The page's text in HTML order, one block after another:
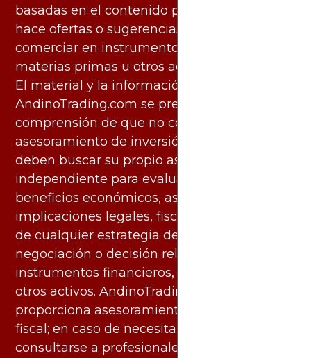
basadas en el contenido proporcionado, ni
hace ofertas o sugerencias para invertir o
comerciar en instrumentos financieros,
materias primas u otros activos.
El material y la información disponibles en
AndinoTrading.com se presentan con la
comprensión de que no constituyen
asesoramiento de inversión. Los usuarios
deben buscar su propio asesoramiento
independiente para evaluar los riesgos y
beneficios económicos, así como las
implicaciones legales, fiscales y contables
de cualquier estrategia de inversión,
negociación o decisión relacionada con
instrumentos financieros, materias primas u
otros activos. AndinoTrading.com no
proporciona asesoramiento legal, contable o
fiscal; en caso de necesitarlo, debe
consultarse a profesionales especializados.